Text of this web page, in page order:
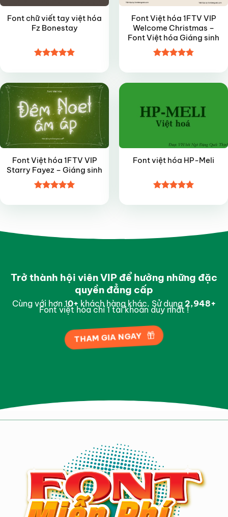
Font chữ viết tay việt hóa
Fz Bonestay
hạng4.95
Font Việt hóa 1FTV VIP
Welcome Christmas –
Font Việt hóa Giáng sinh
hạng4.85
Font Việt hóa 1FTV VIP
Starry Fayez – Giáng sinh
hạng55
Font việt hóa HP-Meli
hạng55
Trở thành hội viên VIP để hưởng những đặc
quyền đẳng cấp
Cùng với hơn 10+ khách hàng khác. Sử dụng 2,997+
Font việt hóa chỉ 1 tài khoản duy nhất !
THAM GIA NGAY